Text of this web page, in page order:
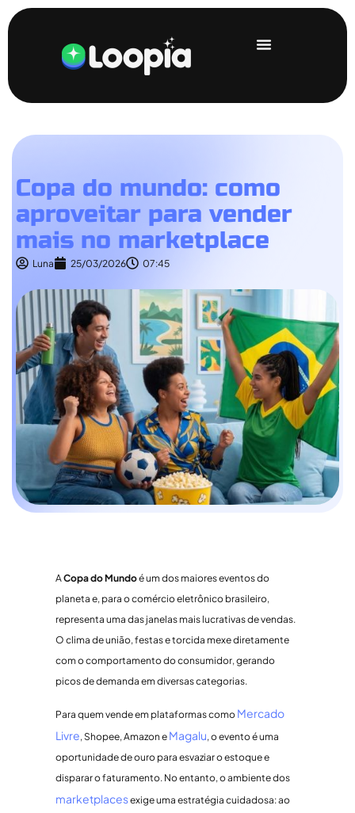
Copa do mundo: como
aproveitar para vender
mais no marketplace
Luna 25/03/2026 07:45
ACopa do Mundoé um dos maiores eventos do
planeta e, para o comércio eletrônico brasileiro,
representa uma das janelas mais lucrativas de vendas.
O clima de união, festas e torcida mexe diretamente
com o comportamento do consumidor, gerando
picos de demanda em diversas categorias.
Para quem vende em plataformas como Mercado
Livre, Shopee, Amazon e Magalu, o evento é uma
oportunidade de ouro para esvaziar o estoque e
disparar o faturamento. No entanto, o ambiente dos
marketplacesexige uma estratégia cuidadosa: ao